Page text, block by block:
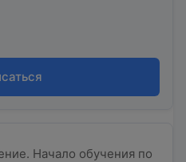
Начало обучения по